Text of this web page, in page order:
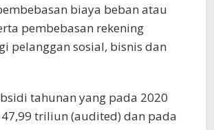
biaya beban atau
pembebasan rekening
pelanggan sosial, bisnis dan
tahunan yang pada 2020
triliun (audited) dan pada